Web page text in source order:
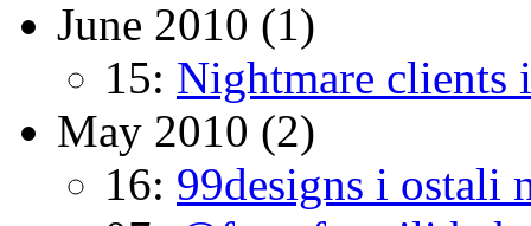
June 2010 (1)
15: Nightmare
May 2010 (2)
16: 99designs i ostali